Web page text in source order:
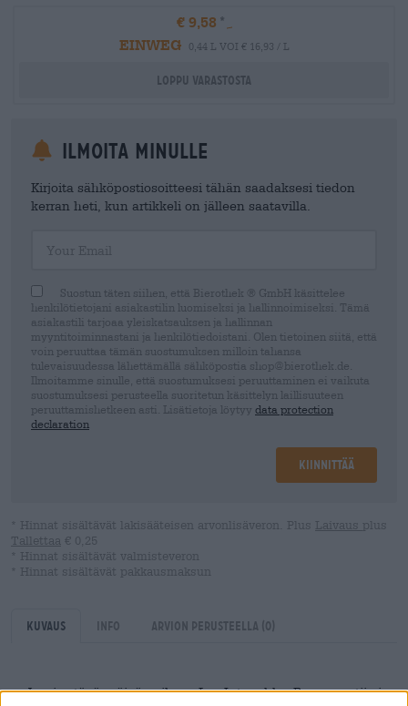
€ 9,58
EINWEG
0,44 L VOI € 16,93 / L
Loppu varastosta
Ilmoita minulle
Kirjoita sähköpostiosoitteesi tähän saadaksesi tiedon
kerran heti, kun artikkeli on jälleen saatavilla.
Suostun täten siihen, että Bierothek ® GmbH käsittelee
henkilötietojani asiakastilin luomiseksi ja hallinnoimiseksi. Tämä
asiakastili tarjoaa yleiskatsauksen ja hallinnan
myyntitoiminnastani ja henkilötiedoistani. Olen tietoinen siitä, että
voin peruuttaa tämän suostumuksen milloin tahansa
tulevaisuudessa lähettämällä sähköpostia shop@bierothek.de.
Ilmoitamme sinulle, että suostumuksesi peruuttaminen ei vaikuta
suostumuksesi perusteella suoritetun käsittelyn laillisuuteen
peruuttamishetkeen asti. Lisätietoja löytyy data protection
declaration
Kiinnittää
* Hinnat sisältävät lakisääteisen arvonlisäveron. Plus Laivaus plus
Tallettaa € 0,25
* Hinnat sisältävät valmisteveron
* Hinnat sisältävät pakkausmaksun
Kuvaus Info Arvion perusteella (0)
Juuri ystävänpäivän aikaan Les Intenables Breweryn tiimi